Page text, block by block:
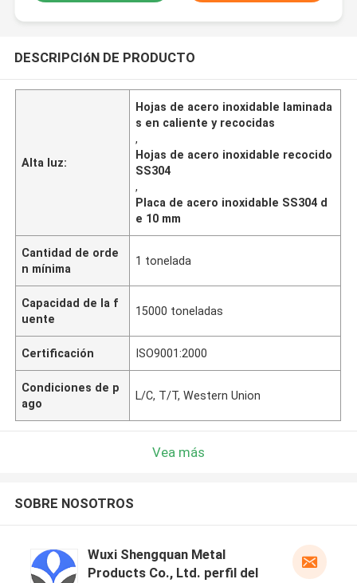
DESCRIPCIóN DE PRODUCTO
Alta luz:
Hojas de acero inoxidable laminada
s en caliente y recocidas
,
Hojas de acero inoxidable recocido
SS304
,
Placa de acero inoxidable SS304 d
e 10 mm
Cantidad de orde
n mínima
1 tonelada
Capacidad de la f
uente
15000 toneladas
Certificación ISO9001:2000
Condiciones de p
ago
L/C, T/T, Western Union
Vea más
SOBRE NOSOTROS
Wuxi Shengquan Metal
Products Co., Ltd. perfil del